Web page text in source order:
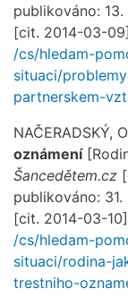
publikováno:
[cit. 2014-03-
/cs/hledam-
situaci/
partnerskem-
NAČERADSKÝ,
oznámení
Šancedětem.cz
publikováno:
[cit. 2014-03-
/cs/hledam-
situaci/rodina-
trestniho-